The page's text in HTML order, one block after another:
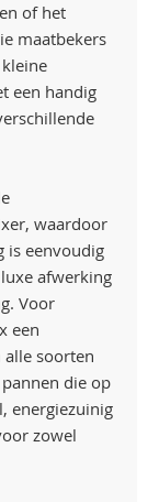
of het
maatbekers
een handig
waardoor
is eenvoudig
afwerking
Voor
een
alle soorten
die op
energiezuinig
zowel